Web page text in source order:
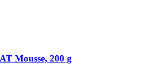
Mousse, 200 g